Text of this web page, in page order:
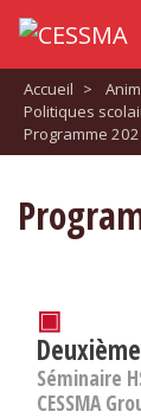
Accueil >
Politiques
Programme
▣
Séminaire
CESSMA